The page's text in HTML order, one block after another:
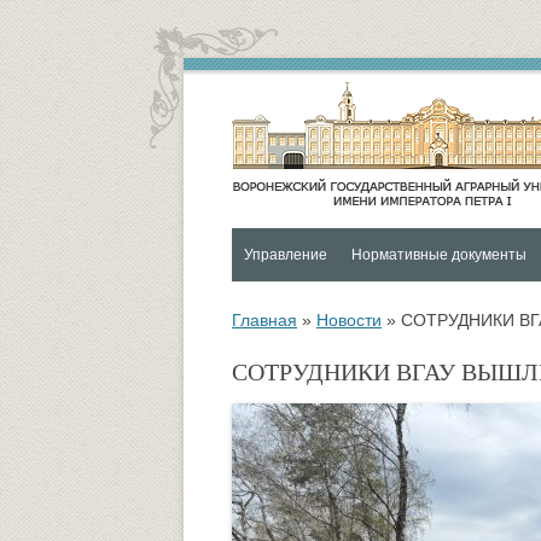
Управление
Совет по социальной и
воспитательной работе
Управление по социальной и
Нормативные документы
ОХРАНА ЗДОРОВЬЯ И
ОБЕСПЕЧЕНИЕ
ОБУЧАЮЩИХСЯ
Главная » Новости » СОТРУДНИКИ
СОТРУДНИКИ ВГАУ